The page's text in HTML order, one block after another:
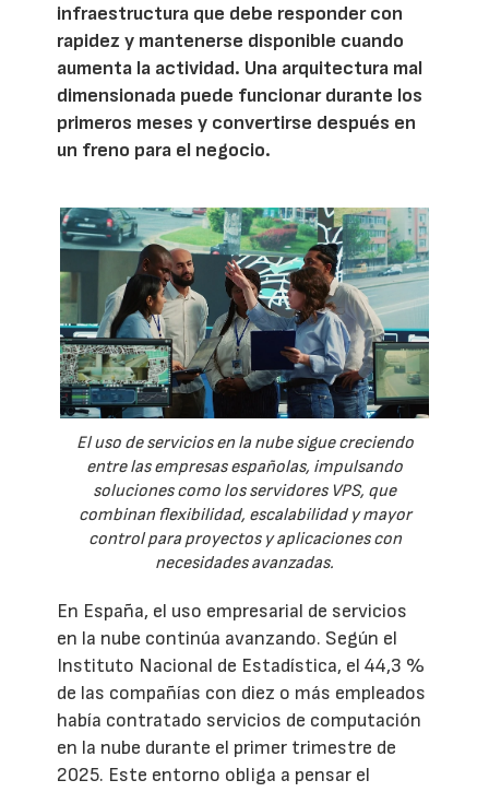
infraestructura que debe responder con
rapidez y mantenerse disponible cuando
aumenta la actividad. Una arquitectura mal
dimensionada puede funcionar durante los
primeros meses y convertirse después en
un freno para el negocio.
El uso de servicios en la nube sigue creciendo
entre las empresas españolas, impulsando
soluciones como los servidores VPS, que
combinan flexibilidad, escalabilidad y mayor
control para proyectos y aplicaciones con
necesidades avanzadas.
En España, el uso empresarial de servicios
en la nube continúa avanzando. Según el
Instituto Nacional de Estadística, el 44,3 %
de las compañías con diez o más empleados
había contratado servicios de computación
en la nube durante el primer trimestre de
2025. Este entorno obliga a pensar el